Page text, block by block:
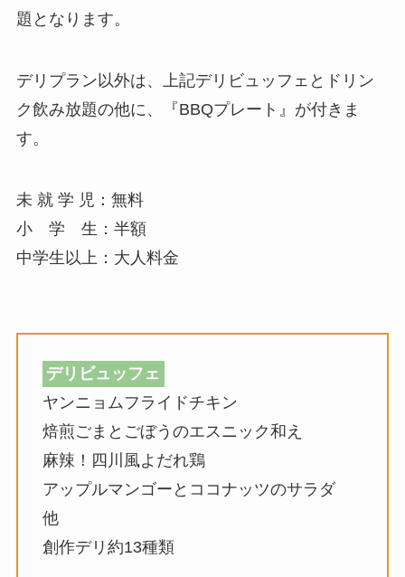
題となります。
デリプラン以外は、上記デリビュッフェとドリン
ク飲み放題の他に、『BBQプレート』が付きま
す。
未 就 学 児：無料
小 学 生：半額
中学生以上：大人料金
デリビュッフェ
ヤンニョムフライドチキン
焙煎ごまとごぼうのエスニック和え
麻辣！四川風よだれ鶏
アップルマンゴーとココナッツのサラダ
他
創作デリ約13種類